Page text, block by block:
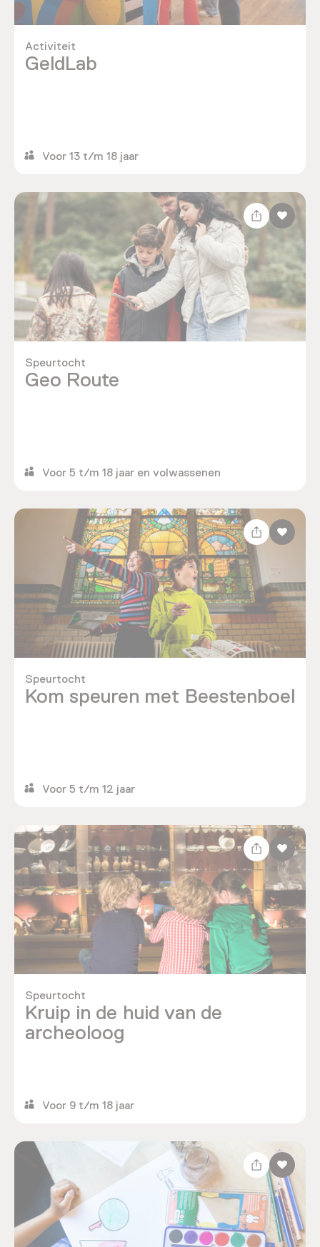
GeldLab
Activiteit
Voor 13 t/m 18 jaar
Geo Route
Speurtocht
Voor 5 t/m 18 jaar en volwassenen
Kom speuren met Beestenboel
Speurtocht
Voor 5 t/m 12 jaar
Kruip in de huid van de
archeoloog
Speurtocht
Voor 9 t/m 18 jaar